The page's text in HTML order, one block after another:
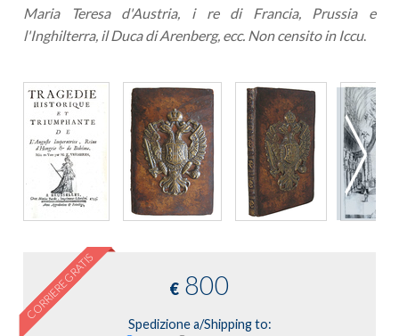
Maria Teresa d'Austria, i re di Francia, Prussia e
l'Inghilterra, il Duca di Arenberg, ecc. Non censito in Iccu.
CORRIERE GRATIS €800
Spedizione a/Shipping to: